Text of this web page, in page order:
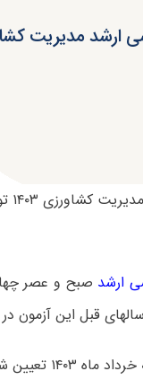
مدیریت
ارشد
ماه ۱۴۰۳ تعیین شده است.